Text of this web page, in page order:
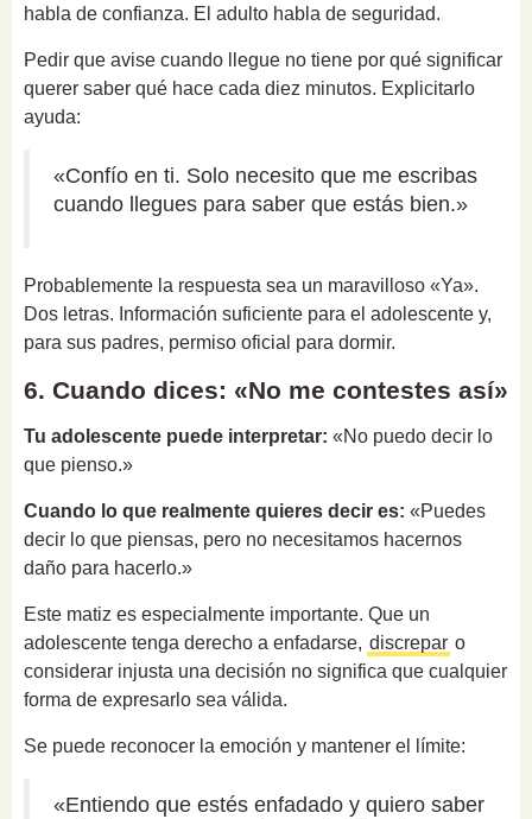
habla de confianza. El adulto habla de seguridad.
Pedir que avise cuando llegue no tiene por qué significar
querer saber qué hace cada diez minutos. Explicitarlo
ayuda:
«Confío en ti. Solo necesito que me escribas
cuando llegues para saber que estás bien.»
Probablemente la respuesta sea un maravilloso «Ya».
Dos letras. Información suficiente para el adolescente y,
para sus padres, permiso oficial para dormir.
6. Cuando dices: «No me contestes así»
Tu adolescente puede interpretar: «No puedo decir lo
que pienso.»
Cuando lo que realmente quieres decir es: «Puedes
decir lo que piensas, pero no necesitamos hacernos
daño para hacerlo.»
Este matiz es especialmente importante. Que un
adolescente tenga derecho a enfadarse, discrepar o
considerar injusta una decisión no significa que cualquier
forma de expresarlo sea válida.
Se puede reconocer la emoción y mantener el límite:
«Entiendo que estés enfadado y quiero saber